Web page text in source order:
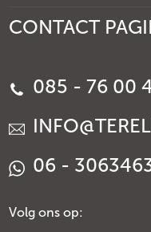
CONTACT
085 - 76 00
06 -
Volg ons op: